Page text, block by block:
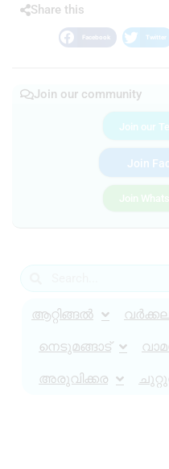
Share this
Facebook Twitter
Join our community
Join our
Join
Join
ആറ്റിങ്ങൽ
നെടുമങ്ങാട്
അരുവിക്കര